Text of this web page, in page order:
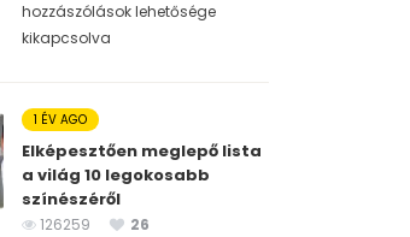
hozzászólások lehetősége
kikapcsolva
1 ÉV AGO
Elképesztően meglepő lista
a világ 10 legokosabb
színészéről
126259
26